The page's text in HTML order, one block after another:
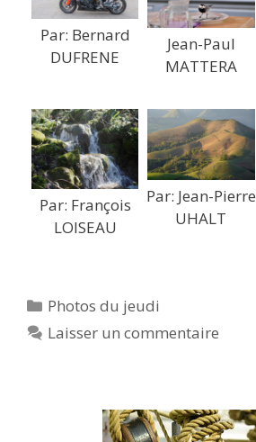
Par: Bernard
DUFRENE
Jean-Paul
MATTERA
Par: François
LOISEAU
Par: Jean-Pierre
UHALT
Catégories
Photos du jeudi
Laisser un commentaire